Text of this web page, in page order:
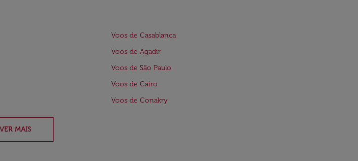
Voos de Casablanca
Voos de Agadir
Voos de São Paulo
Voos de Cairo
Voos de Conakry
VER MAIS